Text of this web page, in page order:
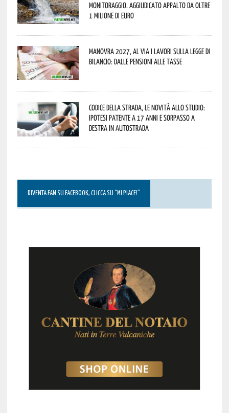
monitoraggio. Aggiudicato appalto da oltre
1 milione di euro
Manovra 2027, al via i lavori sulla Legge di
Bilancio: dalle pensioni alle tasse
Codice della strada, le novità allo studio:
ipotesi patente a 17 anni e sorpasso a
destra in autostrada
DIVENTA FAN SU FACEBOOK, CLICCA SU “MI PIACE!”